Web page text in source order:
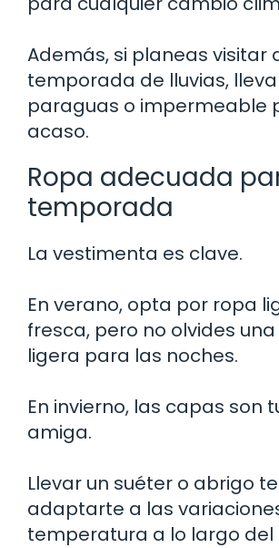
Además, si planeas visitar
temporada de lluvias,
paraguas o impermeable
acaso.
Ropa adecuada
temporada
La vestimenta es clave.
En verano, opta por ropa
fresca, pero no olvides
ligera para las noches.
En invierno, las capas son
amiga.
Llevar un suéter o abrigo
adaptarte a las
temperatura a lo largo del